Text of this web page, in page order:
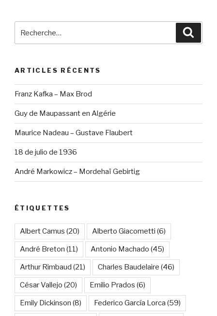
pour
ARTICLES RÉCENTS
Franz Kafka – Max Brod
Guy de Maupassant en Algérie
Maurice Nadeau – Gustave Flaubert
18 de julio de 1936
André Markowicz – Mordehaï Gebirtig
ÉTIQUETTES
Albert Camus (20) Alberto Giacometti (6)
André Breton (11) Antonio Machado (45)
Arthur Rimbaud (21) Charles Baudelaire (46)
César Vallejo (20) Emilio Prados (6)
Emily Dickinson (8) Federico García Lorca (59)